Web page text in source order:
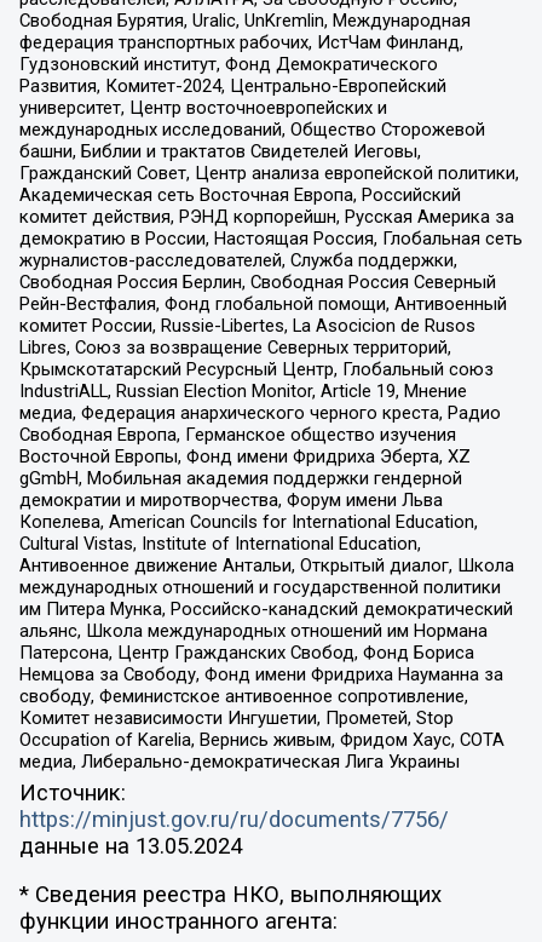
Свободная Бурятия, Uralic, UnKremlin, Международная
федерация транспортных рабочих, ИстЧам Финланд,
Гудзоновский институт, Фонд Демократического
Развития, Комитет-2024, Центрально-Европейский
университет, Центр восточноевропейских и
международных исследований, Общество Сторожевой
башни, Библии и трактатов Свидетелей Иеговы,
Гражданский Совет, Центр анализа европейской политики,
Академическая сеть Восточная Европа, Российский
комитет действия, РЭНД корпорейшн, Русская Америка за
демократию в России, Настоящая Россия, Глобальная сеть
журналистов-расследователей, Служба поддержки,
Свободная Россия Берлин, Свободная Россия Северный
Рейн-Вестфалия, Фонд глобальной помощи, Антивоенный
комитет России, Russie-Libertes, La Asocicion de Rusos
Libres, Союз за возвращение Северных территорий,
Крымскотатарский Ресурсный Центр, Глобальный союз
IndustriALL, Russian Election Monitor, Article 19, Мнение
медиа, Федерация анархического черного креста, Радио
Свободная Европа, Германское общество изучения
Восточной Европы, Фонд имени Фридриха Эберта, XZ
gGmbH, Мобильная академия поддержки гендерной
демократии и миротворчества, Форум имени Льва
Копелева, American Councils for International Education,
Cultural Vistas, Institute of International Education,
Антивоенное движение Антальи, Открытый диалог, Школа
международных отношений и государственной политики
им Питера Мунка, Российско-канадский демократический
альянс, Школа международных отношений им Нормана
Патерсона, Центр Гражданских Свобод, Фонд Бориса
Немцова за Свободу, Фонд имени Фридриха Науманна за
свободу, Феминистское антивоенное сопротивление,
Комитет независимости Ингушетии, Прометей, Stop
Occupation of Karelia, Вернись живым, Фридом Хаус, СОТА
медиа, Либерально-демократическая Лига Украины
Источник:
https://minjust.gov.ru/ru/documents/7756/
данные на 13.05.2024
* Сведения реестра НКО, выполняющих
функции иностранного агента: